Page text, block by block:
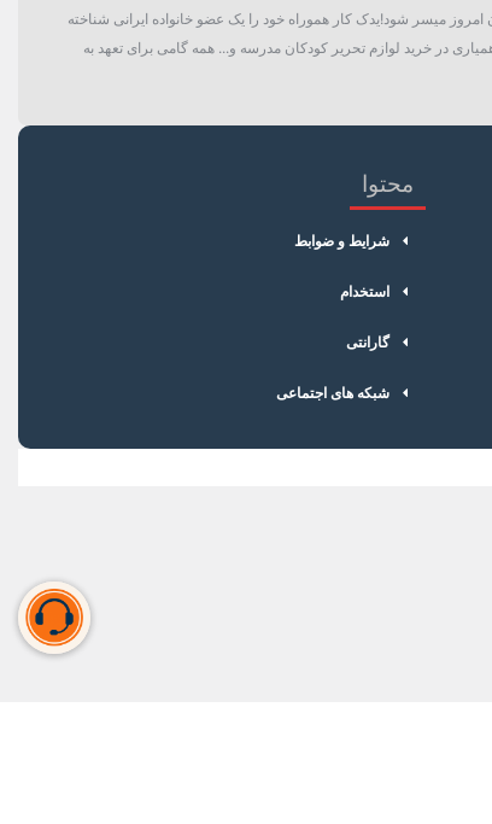
امروز میسر شود!یدک کار هموراه خود را یک عضو خانواده ایرانی شناخته
در خرید لوازم تحریر کودکان مدرسه و... همه گامی برای تعهد به
محتوا
شرایط و ضوابط
استخدام
گارانتی
شبکه های اجتماعی